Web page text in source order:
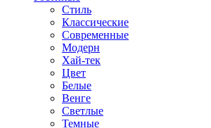
Стиль
Классические
Современные
Модерн
Хай-тек
Цвет
Белые
Венге
Светлые
Темные